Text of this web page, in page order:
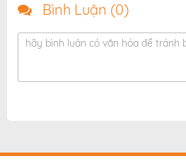
Bình Luận (0)
hãy bình luận có văn hóa để tránh